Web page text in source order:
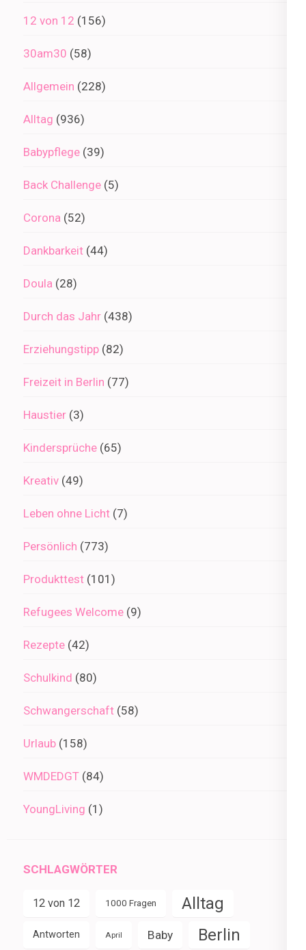
12 von 12 (156)
30am30 (58)
Allgemein (228)
Alltag (936)
Babypflege (39)
Back Challenge (5)
Corona (52)
Dankbarkeit (44)
Doula (28)
Durch das Jahr (438)
Erziehungstipp (82)
Freizeit in Berlin (77)
Haustier (3)
Kindersprüche (65)
Kreativ (49)
Leben ohne Licht (7)
Persönlich (773)
Produkttest (101)
Refugees Welcome (9)
Rezepte (42)
Schulkind (80)
Schwangerschaft (58)
Urlaub (158)
WMDEDGT (84)
YoungLiving (1)
SCHLAGWÖRTER
12 von 12 1000 Fragen Alltag
Antworten April Baby Berlin